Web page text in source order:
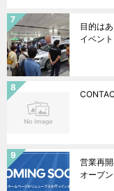
目的は
イベント
営業再
オープン